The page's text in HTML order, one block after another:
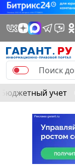
Бюджетный учет